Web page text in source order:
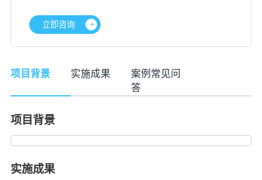
立即咨询
项目背景 实施成果
案例常见问
答
项目背景
实施成果